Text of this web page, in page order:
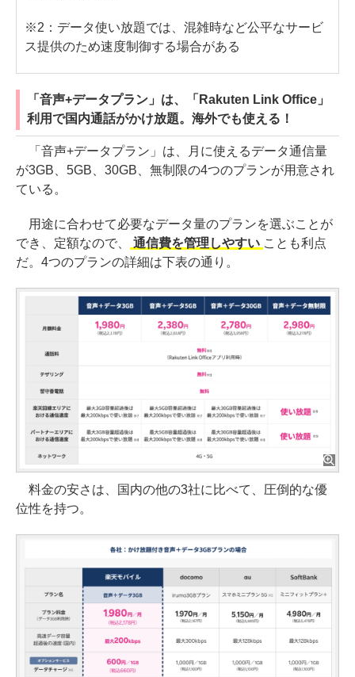
※2：データ使い放題では、混雑時など公平なサービ
ス提供のため速度制御する場合がある
「音声+データプラン」は、「Rakuten Link Office」
利用で国内通話がかけ放題。海外でも使える！
「音声+データプラン」は、月に使えるデータ通信量
が3GB、5GB、30GB、無制限の4つのプランが用意され
ている。
用途に合わせて必要なデータ量のプランを選ぶことが
でき、定額なので、
通信費を管理しやすい ことも利点
だ。4つのプランの詳細は下表の通り。
料金の安さは、国内の他の3社に比べて、圧倒的な優
位性を持つ。